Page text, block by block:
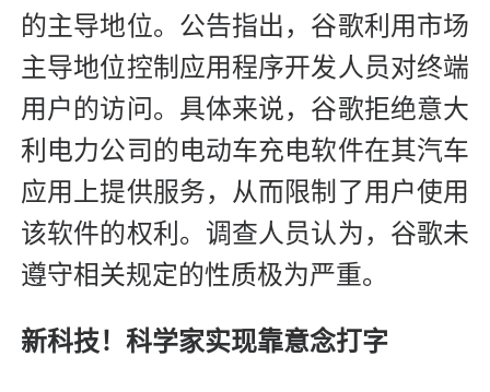
的主导地位。公告指出，谷歌利用市场
主导地位控制应用程序开发人员对终端
用户的访问。具体来说，谷歌拒绝意大
利电力公司的电动车充电软件在其汽车
应用上提供服务，从而限制了用户使用
该软件的权利。调查人员认为，谷歌未
遵守相关规定的性质极为严重。
新科技！科学家实现靠意念打字